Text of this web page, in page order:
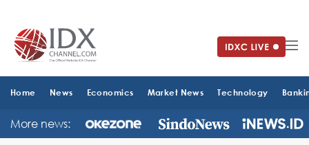
Home News Economics Market News Technology
More news: